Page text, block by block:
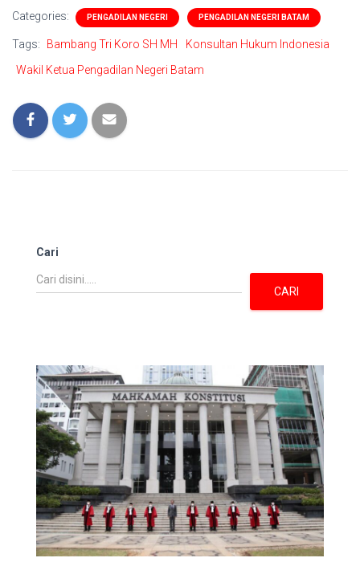
Categories: PENGADILAN NEGERI PENGADILAN NEGERI BATAM
Tags: Bambang Tri Koro SH MH
Konsultan Hukum Indonesia
Wakil Ketua Pengadilan Negeri Batam
Cari
CARI